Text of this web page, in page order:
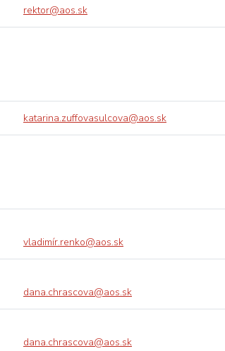
rektor@aos.sk
katarina.zuffovasulcova@aos.sk
vladimír.renko@aos.sk
dana.chrascova@aos.sk
dana.chrascova@aos.sk